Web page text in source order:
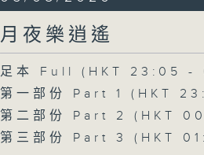
月夜樂逍遙
足本 Full (HKT 23:05 -
第一部份 Part 1 (HKT
第二部份 Part 2 (HKT
第三部份 Part 3 (HKT